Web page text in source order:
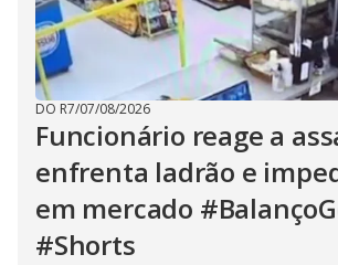
DO R7/07/08/2026
Funcionário reage a
enfrenta ladrão e
em mercado
#Shorts